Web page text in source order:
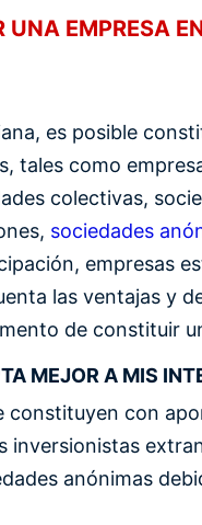
UNA EMPRESA
es posible
tales como
colectivas,
sociedades
empresas
las ventajas y
de constituir
MEJOR A MIS
constituyen con
inversionistas
anónimas